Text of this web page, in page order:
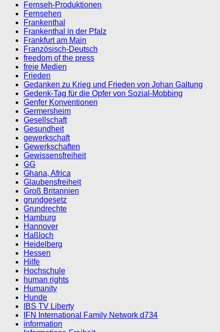
Fernseh-Produktionen
Fernsehen
Frankenthal
Frankenthal in der Pfalz
Frankfurt am Main
Französisch-Deutsch
freedom of the press
freie Medien
Frieden
Gedanken zu Krieg und Frieden von Johan Galtung
Gedenk-Tag für die Opfer von Sozial-Mobbing
Genfer Konventionen
Germersheim
Gesellschaft
Gesundheit
gewerkschaft
Gewerkschaften
Gewissensfreiheit
GG
Ghana, Africa
Glaubensfreiheit
Groß Britannien
grundgesetz
Grundrechte
Hamburg
Hannover
Haßloch
Heidelberg
Hessen
Hilfe
Hochschule
human rights
Humanity
Hunde
IBS TV Liberty
IFN International Family Network d734
information